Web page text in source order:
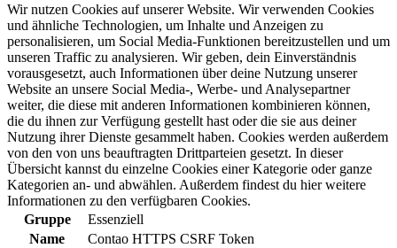
Wir nutzen Cookies auf unserer Website. Wir verwenden Cookies
und ähnliche Technologien, um Inhalte und Anzeigen zu
personalisieren, um Social Media-Funktionen bereitzustellen und um
unseren Traffic zu analysieren. Wir geben, dein Einverständnis
vorausgesetzt, auch Informationen über deine Nutzung unserer
Website an unsere Social Media-, Werbe- und Analysepartner
weiter, die diese mit anderen Informationen kombinieren können,
die du ihnen zur Verfügung gestellt hast oder die sie aus deiner
Nutzung ihrer Dienste gesammelt haben. Cookies werden außerdem
von den von uns beauftragten Drittparteien gesetzt. In dieser
Übersicht kannst du einzelne Cookies einer Kategorie oder ganze
Kategorien an- und abwählen. Außerdem findest du hier weitere
Informationen zu den verfügbaren Cookies.
Gruppe
Essenziell
Name
Contao HTTPS CSRF Token